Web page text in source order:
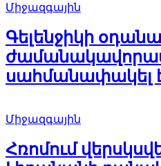
Միջազգային
Գելենջիկի
սահմանափակել
Միջազգային
Հռոմում